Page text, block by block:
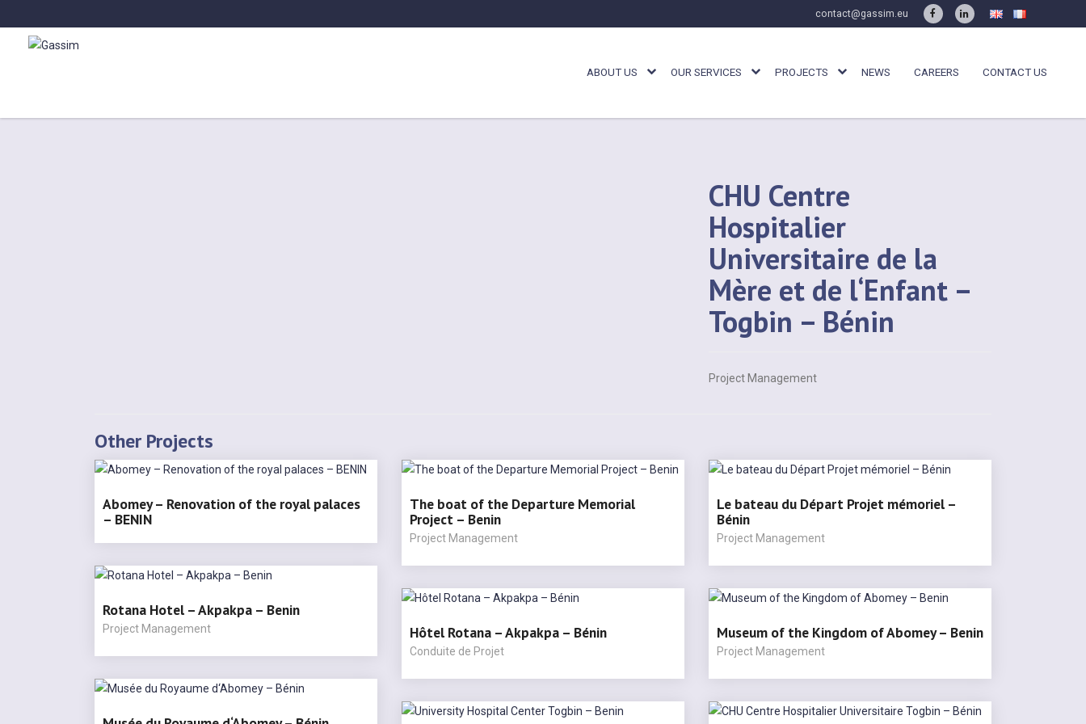
contact@gassim.eu
ABOUT US OUR SERVICES PROJECTS NEWS CAREERS CONTACT US
CHU Centre
Hospitalier
Universitaire de la
Mère et de l‘Enfant –
Togbin – Bénin
Project Management
Other Projects
Abomey – Renovation of the royal palaces
– BENIN
The boat of the Departure Memorial
Project – Benin
Project Management
Le bateau du Départ Projet mémoriel –
Bénin
Project Management
Rotana Hotel – Akpakpa – Benin
Project Management Hôtel Rotana – Akpakpa – Bénin
Conduite de Projet
Museum of the Kingdom of Abomey – Benin
Project Management